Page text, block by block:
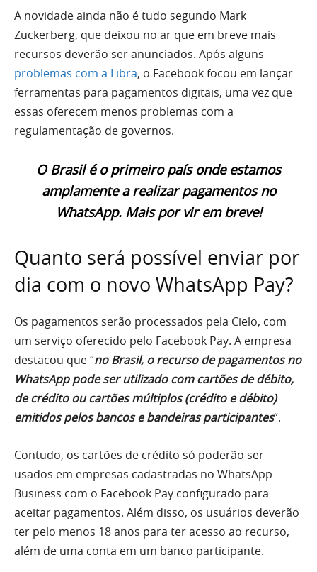
A novidade ainda não é tudo segundo Mark
Zuckerberg, que deixou no ar que em breve mais
recursos deverão ser anunciados. Após alguns
problemas com a Libra, o Facebook focou em lançar
ferramentas para pagamentos digitais, uma vez que
essas oferecem menos problemas com a
regulamentação de governos.
O Brasil é o primeiro país onde estamos
amplamente a realizar pagamentos no
WhatsApp. Mais por vir em breve!
Quanto será possível enviar por
dia com o novo WhatsApp Pay?
Os pagamentos serão processados pela Cielo, com
um serviço oferecido pelo Facebook Pay. A empresa
destacou que “no Brasil, o recurso de pagamentos no
WhatsApp pode ser utilizado com cartões de débito,
de crédito ou cartões múltiplos (crédito e débito)
emitidos pelos bancos e bandeiras participantes“.
Contudo, os cartões de crédito só poderão ser
usados em empresas cadastradas no WhatsApp
Business com o Facebook Pay configurado para
aceitar pagamentos. Além disso, os usuários deverão
ter pelo menos 18 anos para ter acesso ao recurso,
além de uma conta em um banco participante.